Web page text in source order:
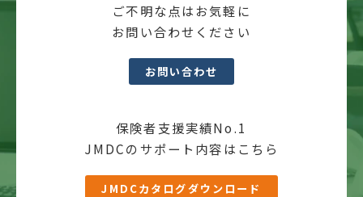
ご不明な点はお気軽に
お問い合わせください
お問い合わせ
保険者支援実績No.1
JMDCのサポート内容はこちら
JMDCカタログダウンロード